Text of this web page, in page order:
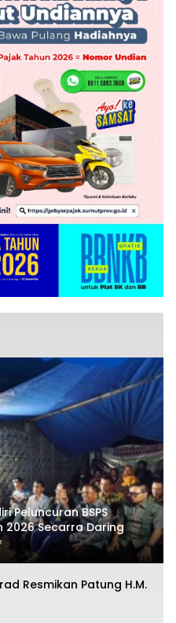
Peluncuran BSPS
2026 Secarra Daring
Resmikan Patung H.M.